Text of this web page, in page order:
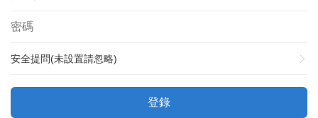
安全提問(未設置請忽略)
登錄